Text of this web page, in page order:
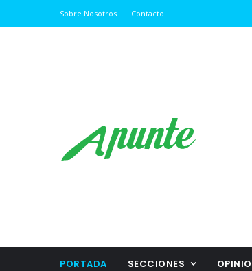
Sobre Nosotros Contacto
PORTADA SECCIONES